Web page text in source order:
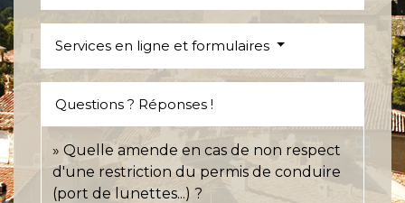
Services en ligne et formulaires
Questions ? Réponses !
Quelle amende en cas de non respect
d'une restriction du permis de conduire
(port de lunettes...) ?